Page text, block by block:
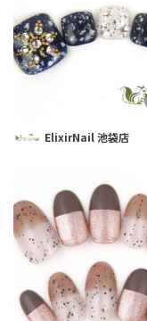
ElixirNail 池袋店